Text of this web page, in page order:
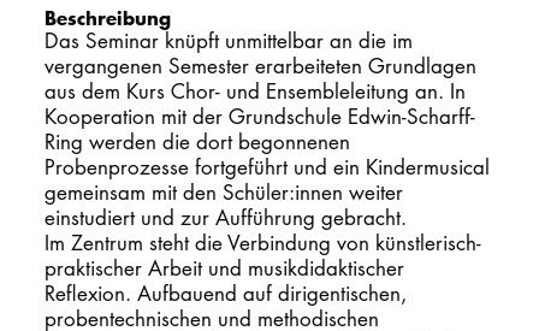
Beschreibung
Das Seminar knüpft unmittelbar an die im
vergangenen Semester erarbeiteten Grundlagen
aus dem Kurs Chor- und Ensembleleitung an. In
Kooperation mit der Grundschule Edwin-Scharff-
Ring werden die dort begonnenen
Probenprozesse fortgeführt und ein Kindermusical
gemeinsam mit den Schüler:innen weiter
einstudiert und zur Aufführung gebracht.
Im Zentrum steht die Verbindung von künstlerisch-
praktischer Arbeit und musikdidaktischer
Reflexion. Aufbauend auf dirigentischen,
probentechnischen und methodischen
myCampus
Online-